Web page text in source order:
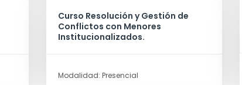
Curso Resolución y Gestión de
Conflictos con Menores
Institucionalizados.
Modalidad: Presencial